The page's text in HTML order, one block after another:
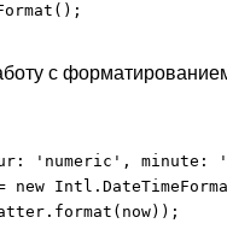
с
'numeric', minute:
new